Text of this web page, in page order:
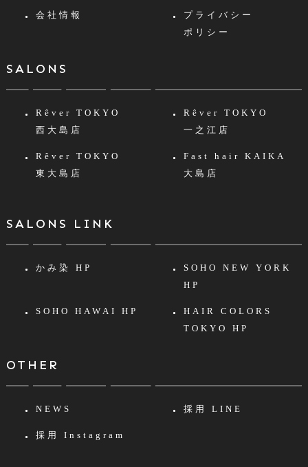
会社情報
プライバシー
ポリシー
SALONS
Rêver TOKYO
西大島店
Rêver TOKYO
一之江店
Rêver TOKYO
東大島店
Fast hair KAIKA
大島店
SALONS LINK
かみ染 HP
SOHO NEW YORK
HP
SOHO HAWAI HP
HAIR COLORS
TOKYO HP
OTHER
NEWS 採用 LINE
採用 Instagram